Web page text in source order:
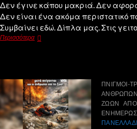
Δεν έγινε κάπου μακριά. Δεν
Δεν είναι ένα ακόμα περιστατικό
Συμβαίνει εδώ. Δίπλα μας. Στις
Περισσότερα
ΠΝΙΓΜΟΙ-
ΑΝΘΡΩΠΩΝ
ΖΩΩΝ